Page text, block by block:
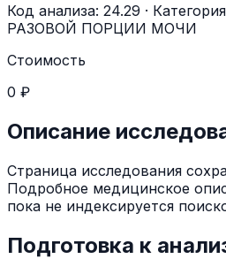
Код анализа: 24.29 ·
РАЗОВОЙ ПОРЦИИ МОЧИ
Стоимость
0 ₽
Описание
Страница исследования
Подробное медицинское
пока не индексируется
Подготовка к